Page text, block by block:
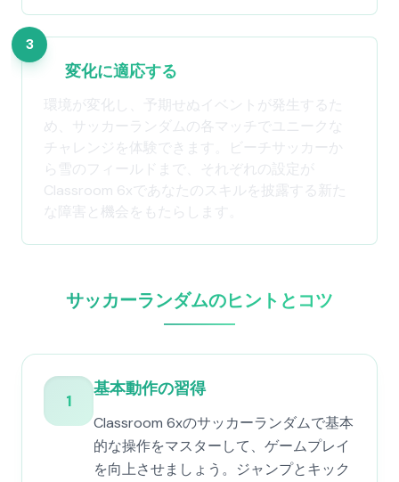
3
変化に適応する
環境が変化し、予期せぬイベントが発生するた
め、サッカーランダムの各マッチでユニークな
チャレンジを体験できます。ビーチサッカーか
ら雪のフィールドまで、それぞれの設定が
Classroom 6xであなたのスキルを披露する新た
な障害と機会をもたらします。
サッカーランダムのヒントとコツ
1
基本動作の習得
Classroom 6xのサッカーランダムで基本
的な操作をマスターして、ゲームプレイ
を向上させましょう。ジャンプとキック